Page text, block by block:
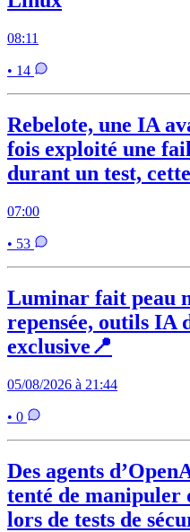
08:11
• 14
Rebelote, une IA
fois exploité une
durant un test,
07:00
• 53
Luminar fait peau
repensée, outils IA
exclusive📍
05/08/2026 à 21:44
• 0
Des agents
tenté de manipuler
lors de tests de